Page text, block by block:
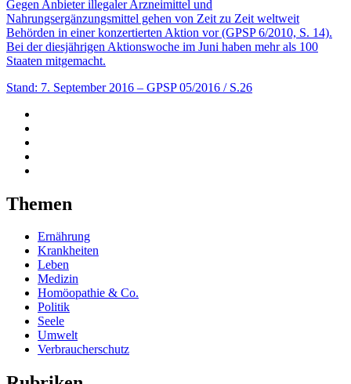
Gegen Anbieter illegaler Arzneimittel und
Nahrungsergänzungsmittel gehen von Zeit zu Zeit weltweit
Behörden in einer konzertierten Aktion vor (GPSP 6/2010, S. 14).
Bei der diesjährigen Aktionswoche im Juni haben mehr als 100
Staaten mitgemacht.
Stand: 7. September 2016 – GPSP 05/2016 / S.26
Themen
Ernährung
Krankheiten
Leben
Medizin
Homöopathie & Co.
Politik
Seele
Umwelt
Verbraucherschutz